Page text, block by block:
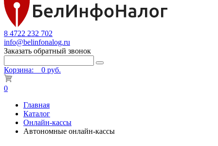
8 4722 232 702
info@belinfonalog.ru
Заказать обратный звонок
Корзина: 0 руб.
0
Главная
Каталог
Онлайн-кассы
Автономные онлайн-кассы